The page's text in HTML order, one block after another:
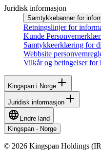
Juridisk informasjon
Samtykkebanner for
Retningslinjer for
Kunde
Samtykkeerklæring for
Webbsite
Vilkår og betingelser for
Kingspan i Norge
Juridisk informasjon
Endre land
Kingspan - Norge
© 2026 Kingspan Holdings